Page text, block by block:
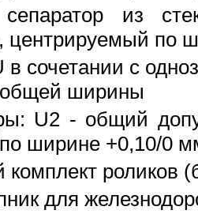
из
центрируемый по
в сочетании с
общей ширины
U2 - общий
ширине +0,10/0
роликов
для